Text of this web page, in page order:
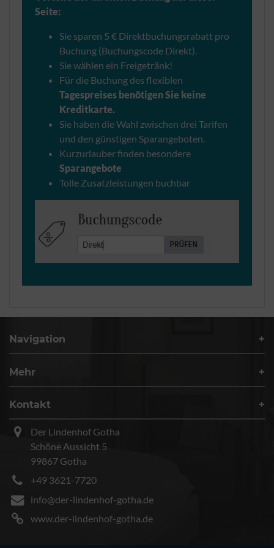
Seite:
Sie sparen 5 € Direktbuchungsrabatt pro
Buchung (Buchungscode Direkt).
Sie wählen ein Freigetränk!
Für die Buchung des flexiblen
Tagespreises benötigen Sie keine
Kreditkarte.
Sie haben die Wahl zwischen drei Tarifen
und den günstigen Sparangeboten.
Kurzurlauber finden besondere
Sparangebote
Tolle Zusatzleistungen buchbar
Navigation
Mehr
Kontakt
Der Lindenhof Gotha
Schöne Aussicht 5
99867 Gotha
+49 3621-7720
info@der-lindenhof-gotha.de
www.der-lindenhof-gotha.de